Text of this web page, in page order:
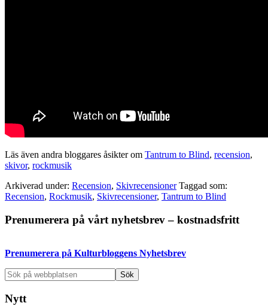
Läs även andra bloggares åsikter om Tantrum to Blind, recension,
skivor, rockmusik
Arkiverad under: Recension, Skivrecensioner Taggad som:
Recension, Rockmusik, Skivrecensioner, Tantrum to Blind
Primärt
Prenumerera på vårt nyhetsbrev – kostnadsfritt
Prenumerera på Kulturbloggens Nyhetsbrev
Sök
på
webbplatsen
Nytt